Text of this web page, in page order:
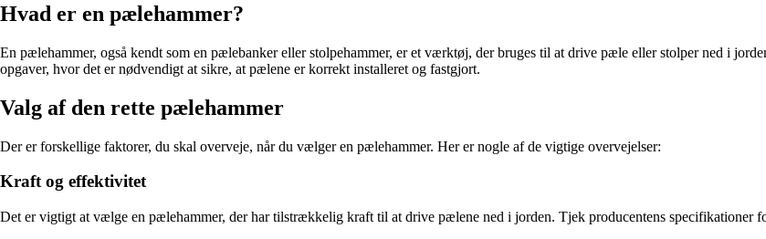
Hvad er en pælehammer?
En pælehammer, også kendt som en pælebanker eller stolpehammer, er et værktøj, der bruges til at drive pæle eller stolper ned i
opgaver, hvor det er nødvendigt at sikre, at pælene er korrekt installeret og fastgjort.
Valg af den rette pælehammer
Der er forskellige faktorer, du skal overveje, når du vælger en pælehammer. Her er nogle af de vigtige overvejelser:
Kraft og effektivitet
Det er vigtigt at vælge en pælehammer, der har tilstrækkelig kraft til at drive pælene ned i jorden. Tjek producentens specifikationer